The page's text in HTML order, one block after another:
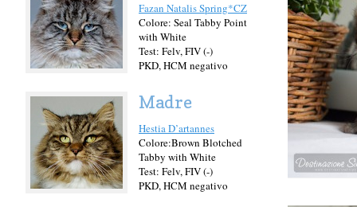
Fazan Natalis Spring*CZ
Colore: Seal Tabby Point
with White
Test: Felv, FIV (-)
PKD, HCM negativo
Madre
Hestia D’artannes
Colore:Brown Blotched
Tabby with White
Test: Felv, FIV (-)
PKD, HCM negativo